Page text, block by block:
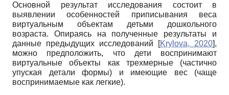
Основной результат исследования состоит в
выявлении особенностей приписывания веса
виртуальным объектам детьми дошкольного
возраста. Опираясь на полученные результаты и
данные предыдущих исследований
[Krylova, 2020],
можно предположить, что дети воспринимают
виртуальные объекты как трехмерные (частично
упуская детали формы) и имеющие вес (чаще
воспринимаемые как легкие).